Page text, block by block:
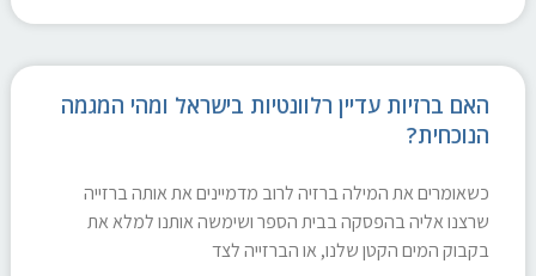
האם ברזיות עדיין רלוונטיות בישראל ומהי המגמה
הנוכחית?
כשאומרים את המילה ברזיה לרוב מדמיינים את אותה ברזייה
שרצנו אליה בהפסקה בבית הספר ושימשה אותנו למלא את
בקבוק המים הקטן שלנו, או הברזייה לצד